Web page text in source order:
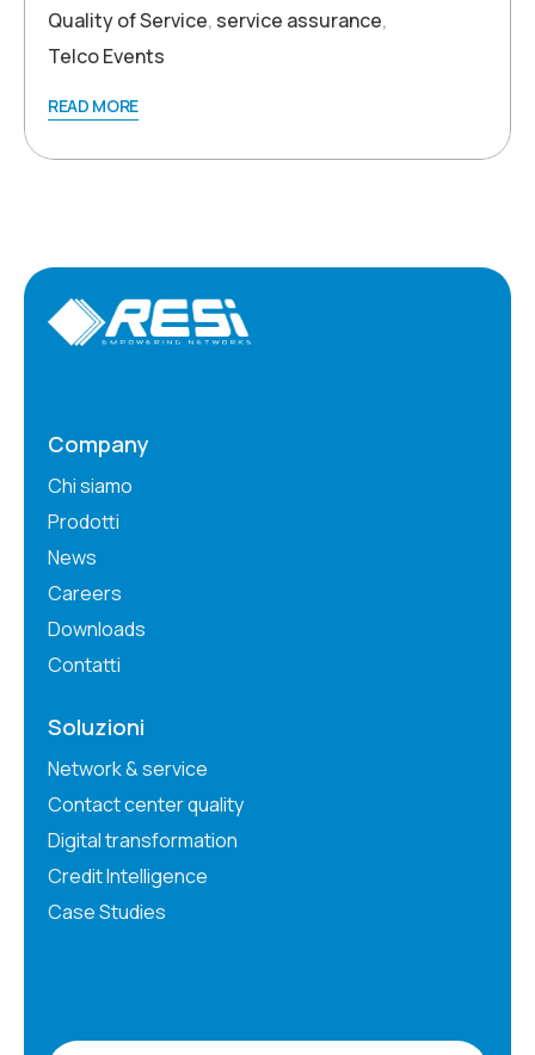
Quality of Service, service assurance,
Telco Events
READ MORE
Company
Chi siamo
Prodotti
News
Careers
Downloads
Contatti
Soluzioni
Network & service
Contact center quality
Digital transformation
Credit Intelligence
Case Studies